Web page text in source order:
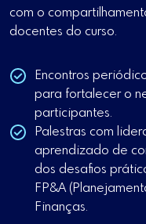
com o
docentes do curso.
Encontros
para fortalecer o
participantes.
Palestras com
aprendizado de
dos desafios
FP&A
Finanças.